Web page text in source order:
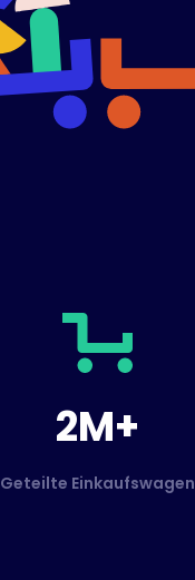
2M+
Geteilte Einkaufswagen